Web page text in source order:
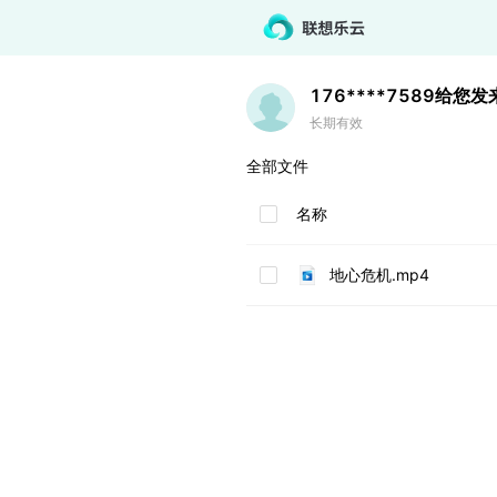
176****7589给您发
长期有效
全部文件
名称
地心危机.mp4